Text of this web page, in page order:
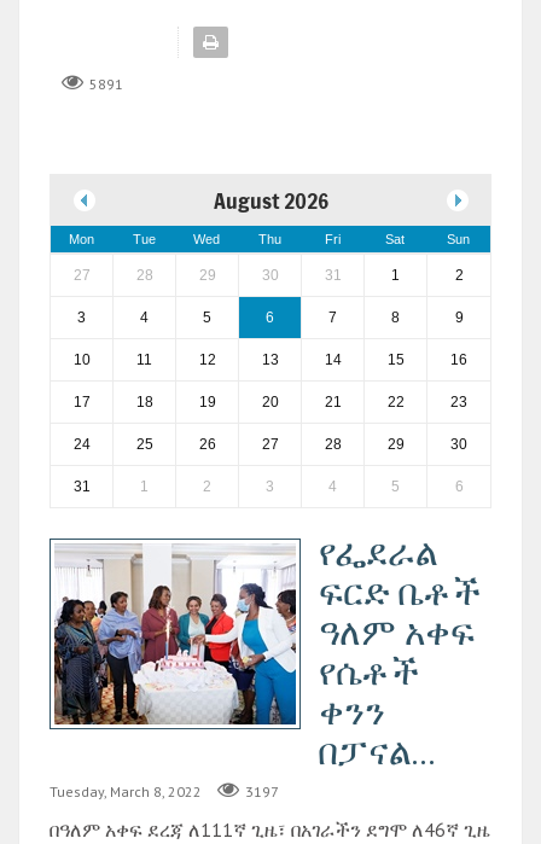
5891
August 2026
Mon Tue Wed Thu Fri Sat Sun
27 28 29 30 31 1 2
3 4 5 6 7 8 9
10 11 12 13 14 15 16
17 18 19 20 21 22 23
24 25 26 27 28 29 30
31 1 2 3 4 5 6
የፌደራል
ፍርድ ቤቶች
ዓለም አቀፍ
የሴቶች
ቀንን
በፓናል...
Tuesday, March 8, 2022 3197
በዓለም አቀፍ ደረጃ ለ111ኛ ጊዜ፣ በአገራችን ደግሞ ለ46ኛ ጊዜ